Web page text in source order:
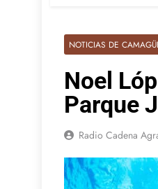
NOTICIAS DE
Noel
Parque
Radio Cadena